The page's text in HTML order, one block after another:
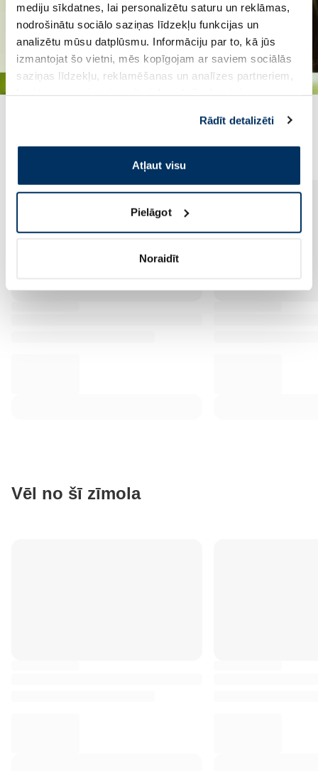
mediju sīkdatnes, lai personalizētu saturu un reklāmas,
nodrošinātu sociālo saziņas līdzekļu funkcijas un
analizētu mūsu datplūsmu. Informāciju par to, kā jūs
izmantojat šo vietni, mēs kopīgojam ar saviem sociālās
saziņas līdzekļu, reklamēšanas un analīzes partneriem,
pakalpojumus. Ja piekrītat šo papildu sīkdatņu
izmantošanai, lūdzu, atzīmējiet savu izvēli:
Rādīt detalizēti
Atļaut visu
Pielāgot
Noraidīt
Vēl no šī zīmola